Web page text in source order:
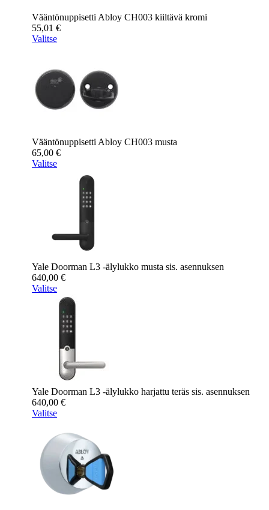
Vääntönuppisetti Abloy CH003 kiiltävä kromi
55,01 €
Valitse
Vääntönuppisetti Abloy CH003 musta
65,00 €
Valitse
Yale Doorman L3 -älylukko musta sis. asennuksen
640,00 €
Valitse
Yale Doorman L3 -älylukko harjattu teräs sis. asennuksen
640,00 €
Valitse